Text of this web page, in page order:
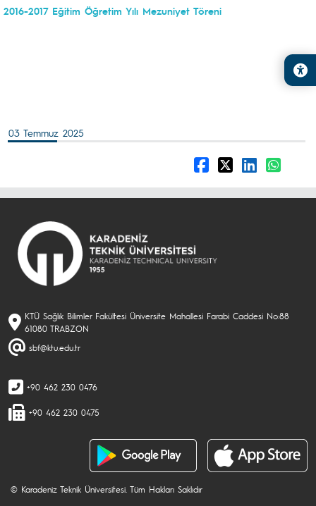
2016-2017 Eğitim Öğretim Yılı Mezuniyet Töreni
03 Temmuz 2025
KTÜ Sağlık Bilimler Fakültesi Üniversite Mahallesi Farabi Caddesi No:88
61080 TRABZON
sbf@ktu.edu.tr
+90 462 230 0476
+90 462 230 0475
© Karadeniz Teknik Üniversitesi. Tüm Hakları Saklıdır